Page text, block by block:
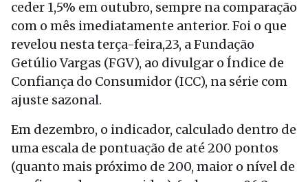
ceder 1,5% em outubro, sempre na comparação
com o mês imediatamente anterior. Foi o que
revelou nesta terça-feira,23, a Fundação
Getúlio Vargas (FGV), ao divulgar o Índice de
Confiança do Consumidor (ICC), na série com
ajuste sazonal.
Em dezembro, o indicador, calculado dentro de
uma escala de pontuação de até 200 pontos
(quanto mais próximo de 200, maior o nível de